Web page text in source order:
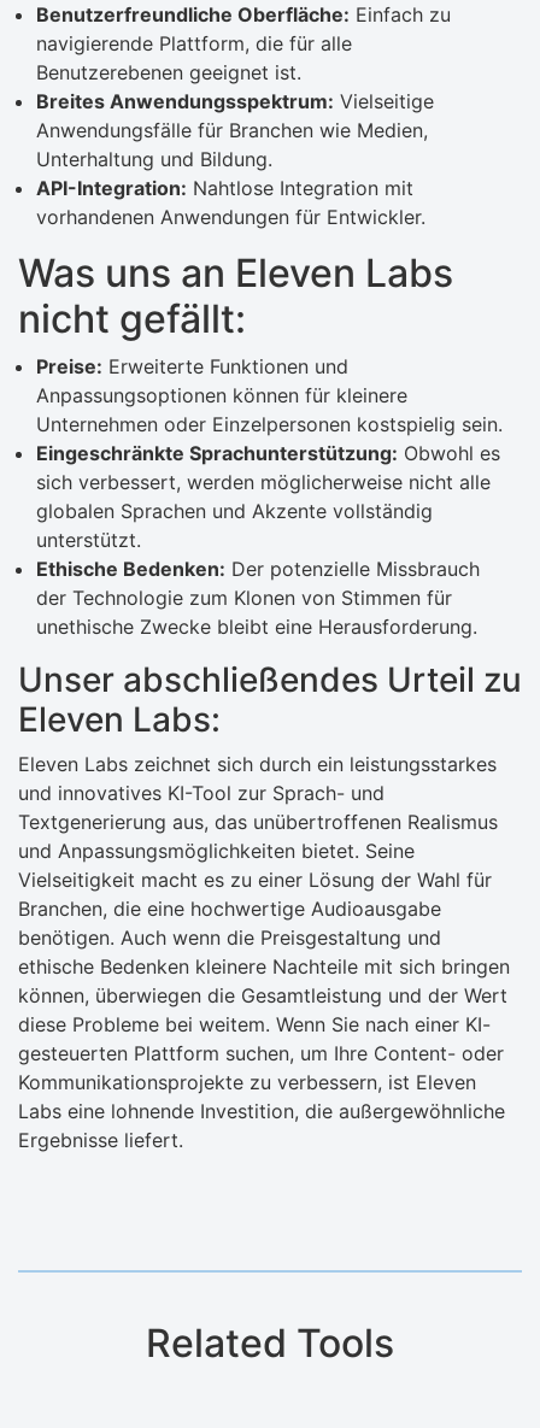
Benutzerfreundliche Oberfläche: Einfach zu
navigierende Plattform, die für alle
Benutzerebenen geeignet ist.
Breites Anwendungsspektrum: Vielseitige
Anwendungsfälle für Branchen wie Medien,
Unterhaltung und Bildung.
API-Integration: Nahtlose Integration mit
vorhandenen Anwendungen für Entwickler.
Was uns an Eleven Labs
nicht gefällt:
Preise: Erweiterte Funktionen und
Anpassungsoptionen können für kleinere
Unternehmen oder Einzelpersonen kostspielig sein.
Eingeschränkte Sprachunterstützung: Obwohl es
sich verbessert, werden möglicherweise nicht alle
globalen Sprachen und Akzente vollständig
unterstützt.
Ethische Bedenken: Der potenzielle Missbrauch
der Technologie zum Klonen von Stimmen für
unethische Zwecke bleibt eine Herausforderung.
Unser abschließendes Urteil zu
Eleven Labs:
Eleven Labs zeichnet sich durch ein leistungsstarkes
und innovatives KI-Tool zur Sprach- und
Textgenerierung aus, das unübertroffenen Realismus
und Anpassungsmöglichkeiten bietet. Seine
Vielseitigkeit macht es zu einer Lösung der Wahl für
Branchen, die eine hochwertige Audioausgabe
benötigen. Auch wenn die Preisgestaltung und
ethische Bedenken kleinere Nachteile mit sich bringen
können, überwiegen die Gesamtleistung und der Wert
diese Probleme bei weitem. Wenn Sie nach einer KI-
gesteuerten Plattform suchen, um Ihre Content- oder
Kommunikationsprojekte zu verbessern, ist Eleven
Labs eine lohnende Investition, die außergewöhnliche
Ergebnisse liefert.
Related Tools